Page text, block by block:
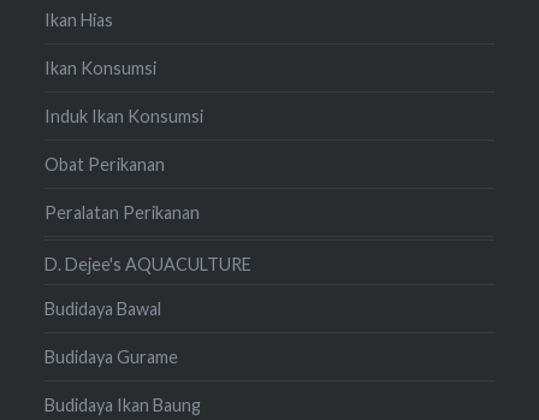
Ikan Hias
Ikan Konsumsi
Induk Ikan Konsumsi
Obat Perikanan
Peralatan Perikanan
D. Dejee's AQUACULTURE
Budidaya Bawal
Budidaya Gurame
Budidaya Ikan Baung